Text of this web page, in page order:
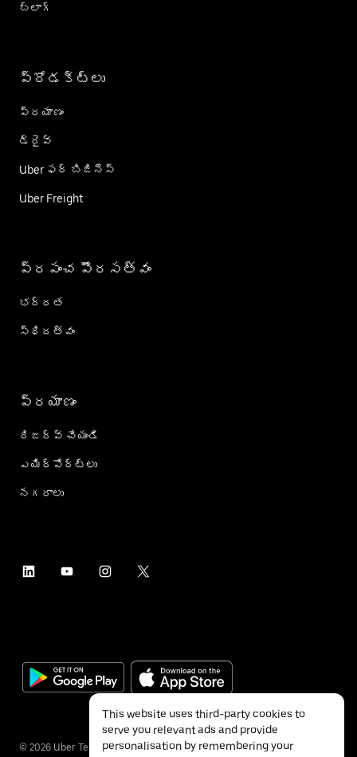
బ్లాగ్
ప్రోడక్ట్؜లు
ప్రయాణం
డ్రైవ్
Uber ఫర్ బిజినెస్
Uber Freight
ప్రపంచ పౌరసత్వం
భద్రత
స్థిరత్వం
ప్రయాణం
రిజర్వ్ చేయండి
ఎయిర్؜పోర్ట్؜లు
నగరాలు
© 2026 Uber Technologies Inc.
This website uses third-party cookies to
serve you relevant ads and provide
personalisation by remembering your